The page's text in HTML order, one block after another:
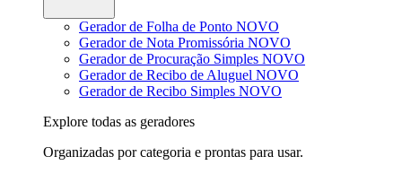
Gerador de Folha de Ponto NOVO
Gerador de Nota Promissória NOVO
Gerador de Procuração Simples NOVO
Gerador de Recibo de Aluguel NOVO
Gerador de Recibo Simples NOVO
Explore todas as geradores
Organizadas por categoria e prontas para usar.